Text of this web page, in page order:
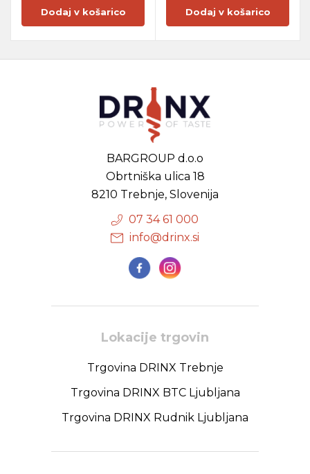
Dodaj v košarico Dodaj v košarico
BARGROUP d.o.o
Obrtniška ulica 18
8210 Trebnje, Slovenija
07 34 61 000
info@drinx.si
Lokacije trgovin
Trgovina DRINX Trebnje
Trgovina DRINX BTC Ljubljana
Trgovina DRINX Rudnik Ljubljana